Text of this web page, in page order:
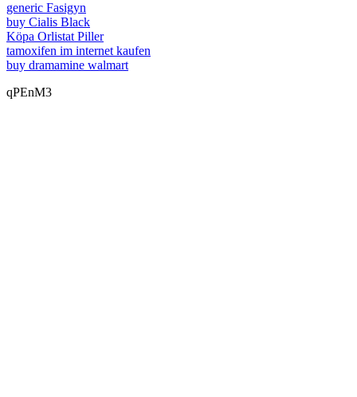
generic Fasigyn
buy Cialis Black
Köpa Orlistat Piller
tamoxifen im internet kaufen
buy dramamine walmart
qPEnM3